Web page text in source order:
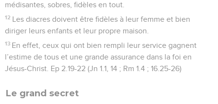
médisantes, sobres, fidèles en tout.
12 Les diacres doivent être fidèles à leur femme et bien
diriger leurs enfants et leur propre maison.
13 En effet, ceux qui ont bien rempli leur service gagnent
l’estime de tous et une grande assurance dans la foi en
Jésus-Christ. Ep 2.19-22 (Jn 1.1, 14 ; Rm 1.4 ; 16.25-26)
Le grand secret